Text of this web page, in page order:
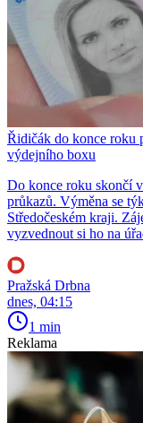
Řidičák do konce roku
výdejního boxu
Do konce roku skončí
průkazů. Výměna se
Středočeském kraji.
vyzvednout si ho na
Pražská Drbna
dnes, 04:15
1 min
Reklama